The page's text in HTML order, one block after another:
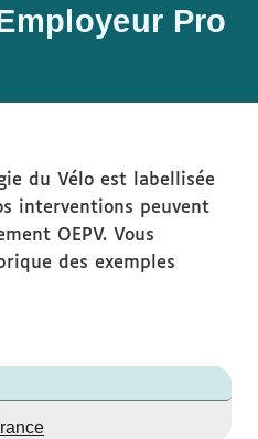
Pro
du Vélo est labellisée
interventions peuvent
OEPV. Vous
des exemples